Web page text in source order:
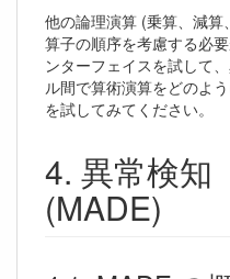
他の論理演算 (乗算、減算
算子の順序を考慮する必
ンターフェイスを試して
ル間で算術演算をどのよ
を試してみてください。
異常検知
(MADE)